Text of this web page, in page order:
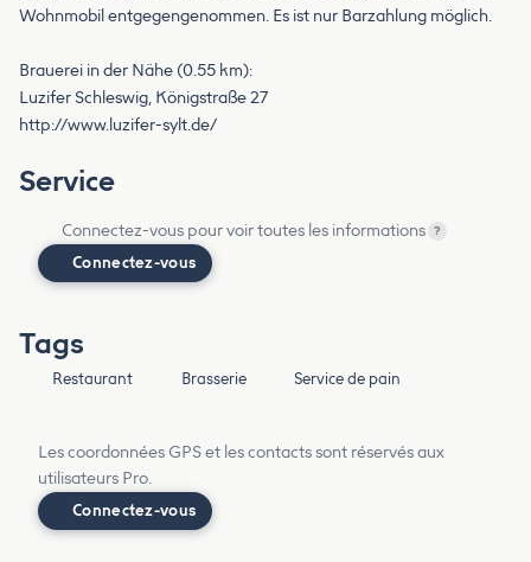
Wohnmobil entgegengenommen. Es ist nur Barzahlung möglich.
Brauerei in der Nähe (0.55 km):
Luzifer Schleswig, Königstraße 27
http://www.luzifer-sylt.de/
Service
Connectez-vous pour voir toutes les informations ?
Connectez-vous
Tags
Restaurant Brasserie Service de pain
Les coordonnées GPS et les contacts sont réservés aux
utilisateurs Pro.
Connectez-vous